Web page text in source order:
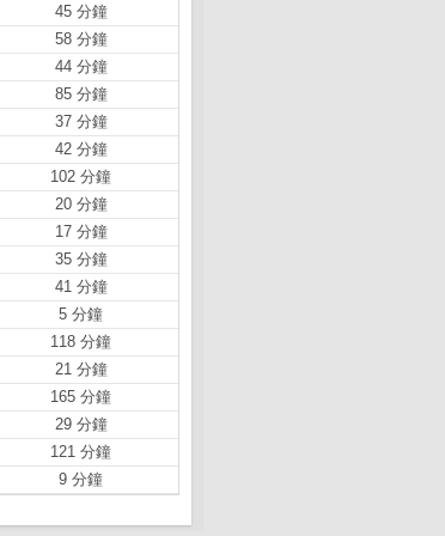
45 分鐘
58 分鐘
44 分鐘
85 分鐘
37 分鐘
42 分鐘
102 分鐘
20 分鐘
17 分鐘
35 分鐘
41 分鐘
5 分鐘
118 分鐘
21 分鐘
165 分鐘
29 分鐘
121 分鐘
9 分鐘